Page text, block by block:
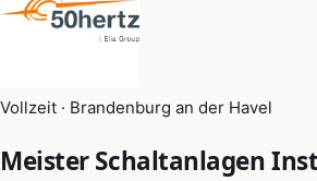
Vollzeit · Brandenburg an der Havel
Meister Schaltanlagen